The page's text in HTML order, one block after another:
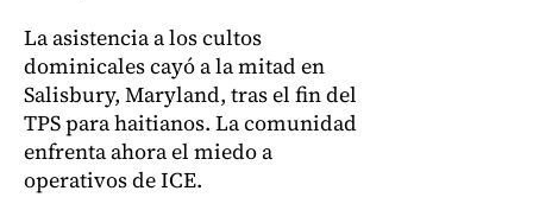
La asistencia a los cultos
dominicales cayó a la mitad en
Salisbury, Maryland, tras el fin del
TPS para haitianos. La comunidad
enfrenta ahora el miedo a
operativos de ICE.